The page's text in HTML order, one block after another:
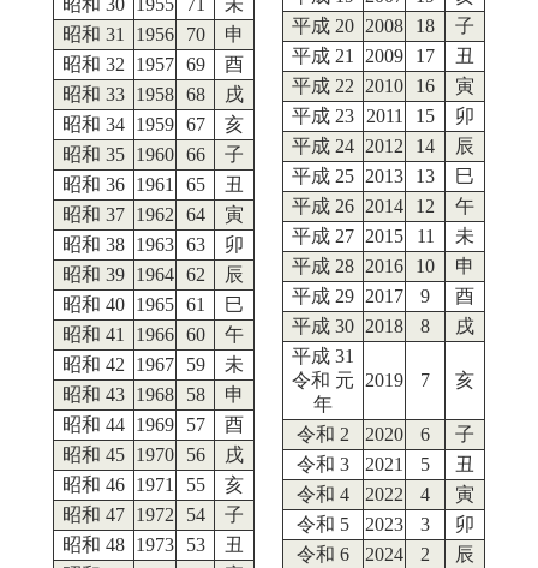
昭和 31
1956 70
申
昭和 32
1957 69
酉
昭和 33 1958 68
戌
昭和 34 1959 67
亥
昭和 35 1960 66
子
昭和 36 1961 65
丑
昭和 37 1962 64
寅
昭和 38 1963 63
卯
昭和 39 1964 62
辰
昭和 40 1965 61
巳
昭和 41
1966 60
午
昭和 42
1967 59
未
昭和 43 1968 58
申
昭和 44 1969 57
酉
昭和 45 1970 56
戌
昭和 46 1971 55
亥
昭和 47 1972 54
子
昭和 48 1973 53
丑
平成 20 2008 18
子
平成 21
2009 17
丑
平成 22
2010 16
寅
平成 23
2011 15
卯
平成 24 2012 14
辰
平成 25 2013 13
巳
平成 26 2014 12
午
平成 27 2015 11
未
平成 28 2016 10
申
平成 29 2017 9
酉
平成 30 2018 8
戌
平成 31
令和 元
年
2019 7 亥
令和 2 2020 6
子
令和 3
2021 5
丑
令和 4
2022 4
寅
令和 5
2023 3
卯
令和 6
2024 2 辰